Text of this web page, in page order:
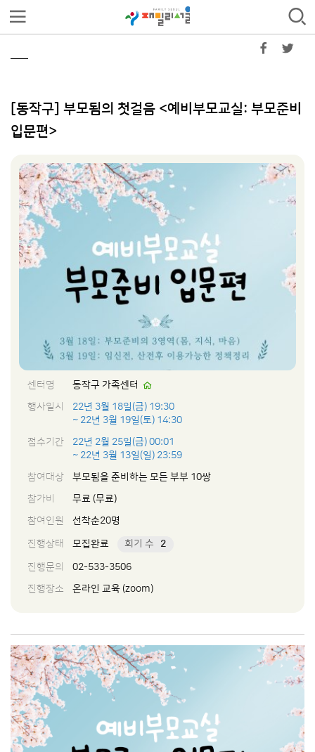
[동작구] 부모됨의 첫걸음 <예비부모교실: 부모준비
입문편>
센터명
동작구 가족센터
행사일시
22년 3월 18일(금) 19:30
~ 22년 3월 19일(토) 14:30
접수기간
22년 2월 25일(금) 00:01
~ 22년 3월 13일(일) 23:59
참여대상
부모됨을 준비하는 모든 부부 10쌍
참가비
무료 (무료)
참여인원
선착순20명
진행상태 모집완료 회기 수 2
진행문의
02-533-3506
진행장소
온라인 교육 (zoom)